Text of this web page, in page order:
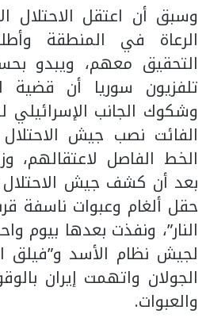
وسبق أن اعتقل الاحتلال
الرعاة في المنطقة
التحقيق معهم، ويبدو
تلفزيون سوريا أن قضية
وشكوك الجانب
الفائت نصب جيش
الخط الفاصل لاعتقالهم،
بعد أن كشف جيش الاحتلال
حقل ألغام وعبوات ناسفة
النار”، ونفذت بعدها بيوم
لجيش نظام الأسد
الجولان واتهمت إيران
والعبوات.